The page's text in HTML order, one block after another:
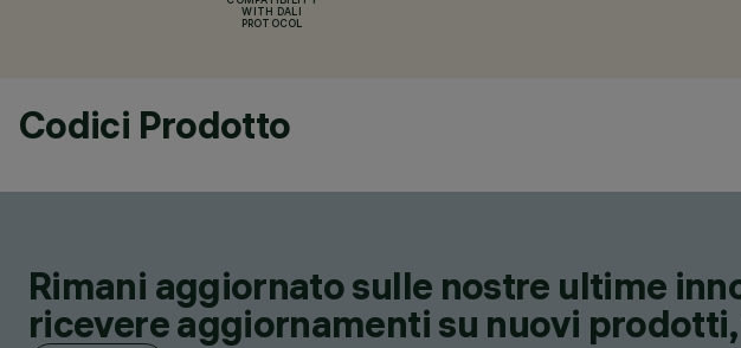
WITH DALI
PROTOCOL
Codici Prodotto
Rimani aggiornato sulle nostre ultime
ricevere aggiornamenti su nuovi